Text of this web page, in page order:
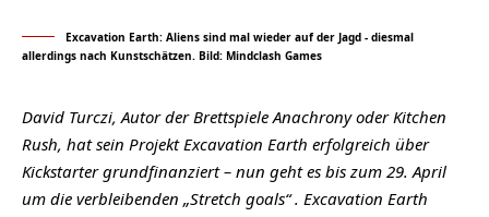
Excavation Earth: Aliens sind mal wieder auf der Jagd - diesmal
allerdings nach Kunstschätzen. Bild: Mindclash Games
David Turczi, Autor der Brettspiele Anachrony oder Kitchen
Rush, hat sein Projekt Excavation Earth erfolgreich über
Kickstartergrundfinanziert – nun geht es bis zum 29. April
um die verbleibenden „Stretch goals“ . Excavation Earth